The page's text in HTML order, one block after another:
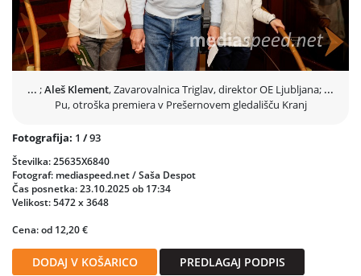
... ;Aleš Klement, Zavarovalnica Triglav, direktor OE Ljubljana; ...
Pu, otroška premiera v Prešernovem gledališču Kranj
Fotografija: 1 /93
Številka: 25635X6840
Fotograf: mediaspeed.net / Saša Despot
Čas posnetka: 23.10.2025 ob 17:34
Velikost: 5472 x 3648
Cena: od 12,20 €
DODAJ V KOŠARICO PREDLAGAJ PODPIS